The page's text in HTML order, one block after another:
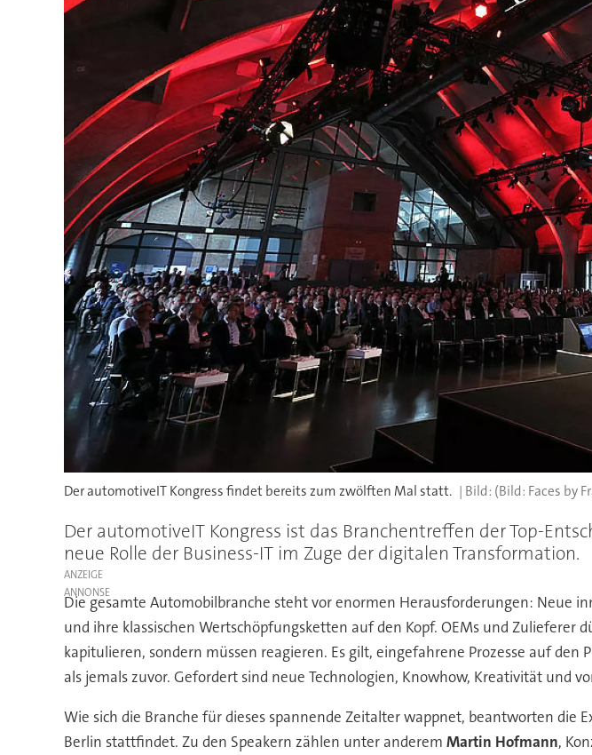
Der automotiveIT Kongress findet bereits zum zwölften Mal statt. (Bild: Faces by
Der automotiveIT Kongress ist das Branchentreffen der Top-
neue Rolle der Business-IT im Zuge der digitalen Transformation.
ANZEIGE
Die gesamte Automobilbranche steht vor enormen Herausforderungen: Neue
und ihre klassischen Wertschöpfungsketten auf den Kopf. OEMs und
kapitulieren, sondern müssen reagieren. Es gilt, eingefahrene Prozesse auf
als jemals zuvor. Gefordert sind neue Technologien, Knowhow, Kreativität und
Wie sich die Branche für dieses spannende Zeitalter wappnet, beantworten die
Berlin stattfindet. Zu den Speakern zählen unter anderem Martin Hofmann,